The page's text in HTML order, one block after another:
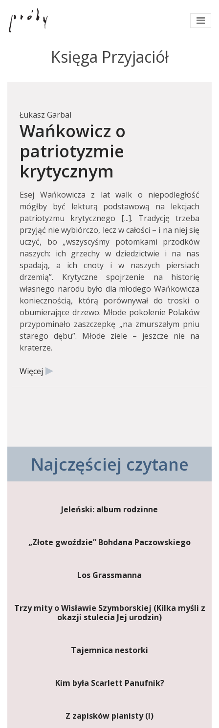
Księga Przyjaciół
Łukasz Garbal
Wańkowicz o
patriotyzmie
krytycznym
Esej Wańkowicza z lat walk o niepodległość
mógłby być lekturą podstawową na lekcjach
patriotyzmu krytycznego [...]. Tradycję trzeba
przyjąć nie wybiórczo, lecz w całości – i na niej się
uczyć, bo „wszyscyśmy potomkami przodków
naszych: ich grzechy w dziedzictwie i na nas
spadają, a ich cnoty i w naszych piersiach
drzemią”. Krytyczne spojrzenie na historię
własnego narodu było dla młodego Wańkowicza
koniecznością, którą porównywał do troski o
obumierające drzewo. Młode pokolenie Polaków
przypominało zaszczepkę „na zmurszałym pniu
starego dębu”. Młode ziele – jeszcze nie na
kraterze.
Więcej
Najczęściej czytane
Jeleński: album rodzinne
„Złote gwoździe” Bohdana Paczowskiego
Los Grassmanna
Trzy mity o Wisławie Szymborskiej (Kilka myśli z
okazji stulecia Jej urodzin)
Tajemnica nestorki
Kim była Scarlett Panufnik?
Z zapisków pianisty (I)